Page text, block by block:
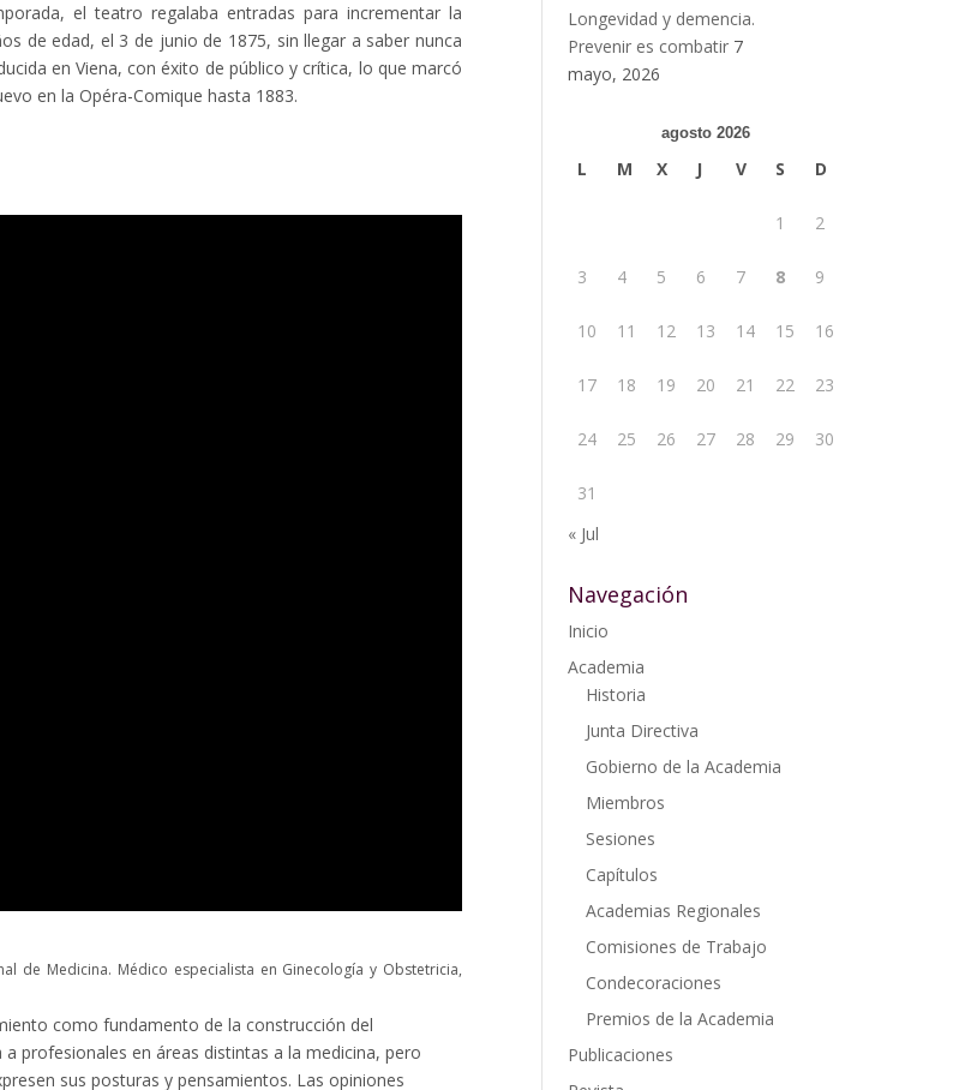
el teatro regalaba entradas para incrementar la
de edad, el 3 de junio de 1875, sin llegar a saber nunca
en Viena, con éxito de público y crítica, lo que marcó
en la Opéra-Comique hasta 1883.
de Medicina. Médico especialista en Ginecología y Obstetricia,
como fundamento de la construcción del
profesionales en áreas distintas a la medicina, pero
sus posturas y pensamientos. Las opiniones
Longevidad y demencia.
Prevenir es combatir 7
mayo, 2026
agosto 2026
L M X J V S D
1 2
3 4 5 6 7 8 9
10 11 12 13 14 15 16
17 18 19 20 21 22 23
24 25 26 27 28 29 30
31
« Jul
Navegación
Inicio
Academia
Historia
Junta Directiva
Gobierno de la Academia
Miembros
Sesiones
Capítulos
Academias Regionales
Comisiones de Trabajo
Condecoraciones
Premios de la Academia
Publicaciones